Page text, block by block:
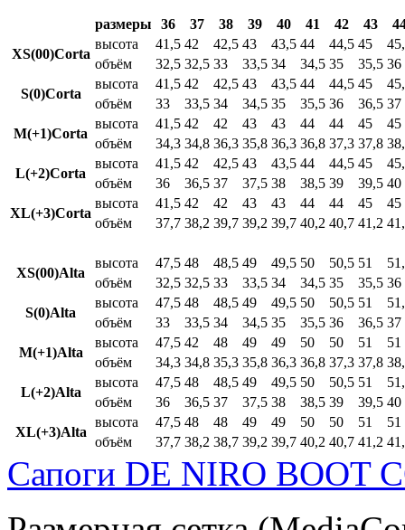
размеры 36 37 38 39 40 41 42 43
XS(00)Corta
высота 41,5 42 42,5 43 43,5 44 44,5 45
объём
32,5 32,5 33 33,5 34 34,5 35 35,5 36
S(0)Corta
высота 41,5 42 42,5 43 43,5 44 44,5 45
объём
33 33,5 34 34,5 35 35,5 36 36,5 37
M(+1)Corta
высота 41,5 42 42 43 43 44 44 45
45
объём
34,3 34,8 36,3 35,8 36,3 36,8 37,3 37,8
L(+2)Corta
высота 41,5 42 42,5 43 43,5 44 44,5 45
объём
36 36,5 37 37,5 38 38,5 39 39,5 40
XL(+3)Corta
высота 41,5 42 42 43 43 44 44 45
45
объём
37,7 38,2 39,7 39,2 39,7 40,2 40,7 41,2
XS(00)Alta
высота 47,5 48 48,5 49 49,5 50 50,5 51
объём
32,5 32,5 33 33,5 34 34,5 35 35,5 36
S(0)Alta
высота 47,5 48 48,5 49 49,5 50 50,5 51
объём
33 33,5 34 34,5 35 35,5 36 36,5 37
M(+1)Alta
высота 47,5 42 48 49 49 50 50 51
51
объём
34,3 34,8 35,3 35,8 36,3 36,8 37,3 37,8
L(+2)Alta
высота 47,5 48 48,5 49 49,5 50 50,5 51
объём
36 36,5 37 37,5 38 38,5 39 39,5 40
XL(+3)Alta
высота 47,5 48 48 49 49 50 50 51
51
объём
37,7 38,2 38,7 39,2 39,7 40,2 40,7 41,2
Сапоги DE NIRO BOOT